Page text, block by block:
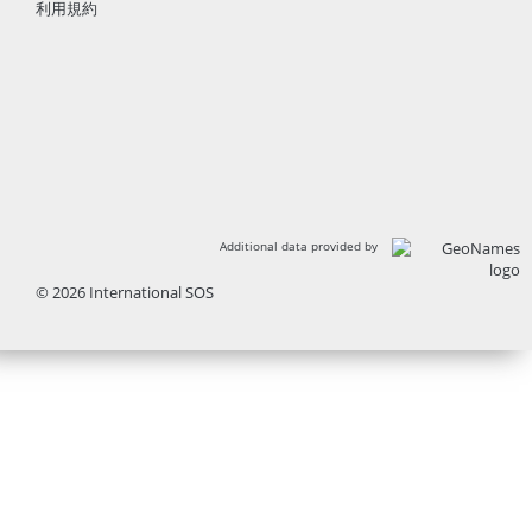
利用規約
Additional data provided by
© 2026 International SOS